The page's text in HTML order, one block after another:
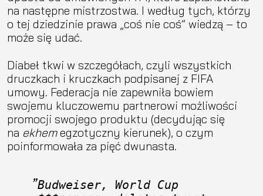
na następne mistrzostwa. I według tych, którzy
o tej dziedzinie prawa „coś nie coś” wiedzą – to
może się udać.
Diabeł tkwi w szczegółach, czyli wszystkich
druczkach i kruczkach podpisanej z FIFA
umowy. Federacja nie zapewniła bowiem
swojemu kluczowemu partnerowi możliwości
promocji swojego produktu (decydując się
na ekhemegzotyczny kierunek), o czym
poinformowała za pięć dwunasta.
Budweiser, World Cup